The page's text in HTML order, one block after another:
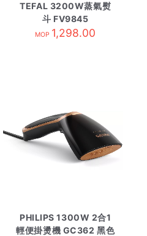
TEFAL 3200W蒸氣熨
斗 FV9845
MOP 1,298.00
PHILIPS 1300W 2合1
輕便掛燙機 GC362 黑色